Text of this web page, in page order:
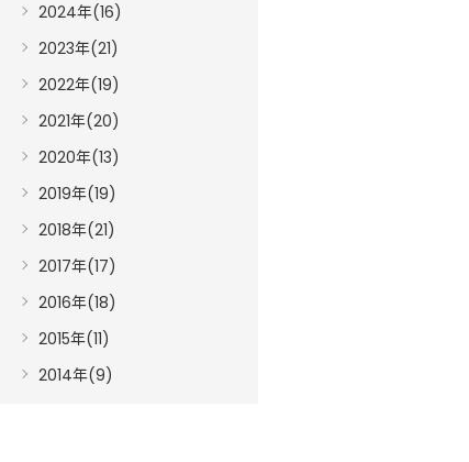
2024年(16)
2023年(21)
2022年(19)
2021年(20)
2020年(13)
2019年(19)
2018年(21)
2017年(17)
2016年(18)
2015年(11)
2014年(9)